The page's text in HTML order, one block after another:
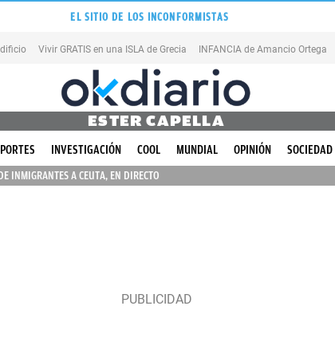
EL SITIO DE LOS INCONFORMISTAS
Vivir GRATIS en una ISLA de Grecia INFANCIA de Amancio Ortega
ESTER CAPELLA
INVESTIGACIÓN COOL MUNDIAL OPINIÓN SOCIEDAD
INMIGRANTES A CEUTA, EN DIRECTO